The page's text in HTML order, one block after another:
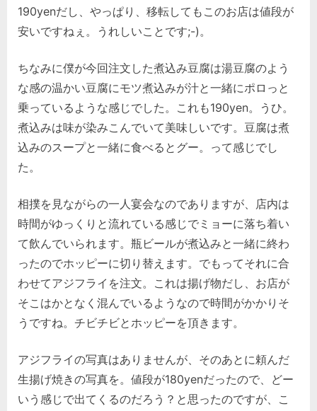
190yenだし、やっぱり、移転してもこのお店は値段が
安いですねぇ。うれしいことです;-)。
ちなみに僕が今回注文した煮込み豆腐は湯豆腐のよう
な感の温かい豆腐にモツ煮込みが汁と一緒にポロっと
乗っているような感じでした。これも190yen。うひ。
煮込みは味が染みこんでいて美味しいです。豆腐は煮
込みのスープと一緒に食べるとグー。って感じでし
た。
相撲を見ながらの一人宴会なのでありますが、店内は
時間がゆっくりと流れている感じでミョーに落ち着い
て飲んでいられます。瓶ビールが煮込みと一緒に終わ
ったのでホッピーに切り替えます。でもってそれに合
わせてアジフライを注文。これは揚げ物だし、お店が
そこはかとなく混んでいるようなので時間がかかりそ
うですね。チビチビとホッピーを頂きます。
アジフライの写真はありませんが、そのあとに頼んだ
生揚げ焼きの写真を。値段が180yenだったので、どー
いう感じで出てくるのだろう？と思ったのですが、こ